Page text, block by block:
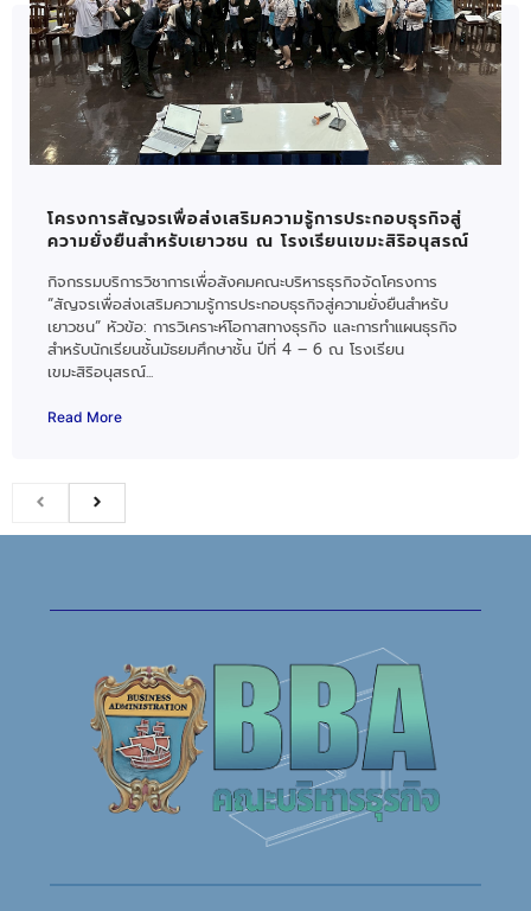
โครงการสัญจรเพื่อส่งเสริมความรู้การประกอบธุรกิจสู่
ความยั่งยืนสำหรับเยาวชน ณ โรงเรียนเขมะสิริอนุสรณ์
กิจกรรมบริการวิชาการเพื่อสังคมคณะบริหารธุรกิจจัดโครงการ
“สัญจรเพื่อส่งเสริมความรู้การประกอบธุรกิจสู่ความยั่งยืนสำหรับ
เยาวชน” หัวข้อ: การวิเคราะห์โอกาสทางธุรกิจ และการทำแผนธุรกิจ
สำหรับนักเรียนชั้นมัธยมศึกษาชั้น ปีที่ 4 – 6 ณ โรงเรียน
เขมะสิริอนุสรณ์...
Read More